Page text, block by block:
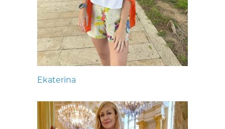
Ekaterina